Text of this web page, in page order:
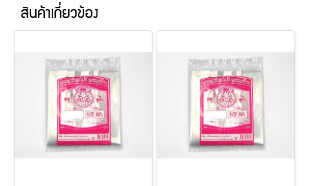
สินค้าเกี่ยวข้อง